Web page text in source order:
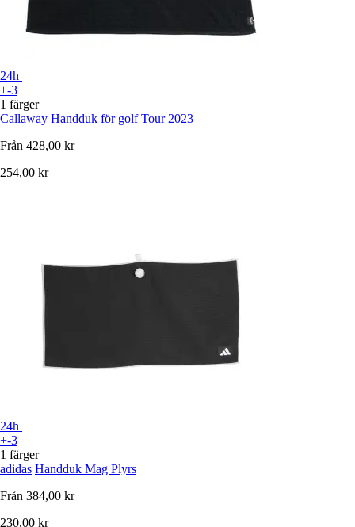
24h
+-3
1 färger
Callaway Handduk för golf Tour 2023
Från 428,00 kr
254,00 kr
24h
+-3
1 färger
adidas Handduk Mag Plyrs
Från 384,00 kr
230,00 kr